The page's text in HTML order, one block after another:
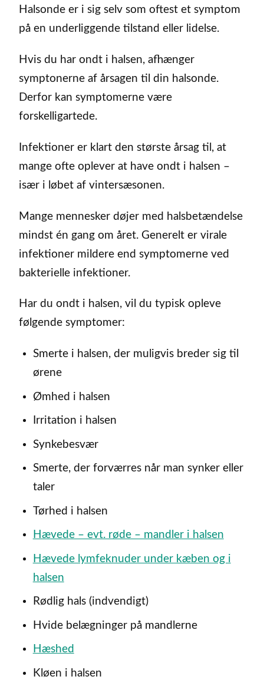
Halsonde er i sig selv som oftest et symptom
på en underliggende tilstand eller lidelse.
Hvis du har ondt i halsen, afhænger
symptonerne af årsagen til din halsonde.
Derfor kan symptomerne være
forskelligartede.
Infektioner er klart den største årsag til, at
mange ofte oplever at have ondt i halsen –
især i løbet af vintersæsonen.
Mange mennesker døjer med halsbetændelse
mindst én gang om året. Generelt er virale
infektioner mildere end symptomerne ved
bakterielle infektioner.
Har du ondt i halsen, vil du typisk opleve
følgende symptomer:
Smerte i halsen, der muligvis breder sig til
ørene
Ømhed i halsen
Irritation i halsen
Synkebesvær
Smerte, der forværres når man synker eller
taler
Tørhed i halsen
Hævede – evt. røde – mandler i halsen
Hævede lymfeknuder under kæben og i
halsen
Rødlig hals (indvendigt)
Hvide belægninger på mandlerne
Hæshed
Kløen i halsen